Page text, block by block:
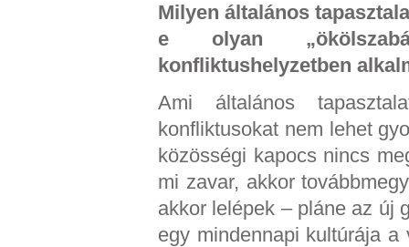
Milyen általános
e olyan
konfliktushelyzetben
Ami általános
konfliktusokat nem lehet
közösségi kapocs nincs
mi zavar, akkor
akkor lelépek – pláne az új
egy mindennapi kultúrája